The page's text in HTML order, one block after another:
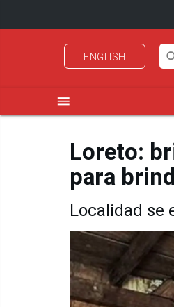
ENGLISH
menu
Loreto:
para
Localidad se